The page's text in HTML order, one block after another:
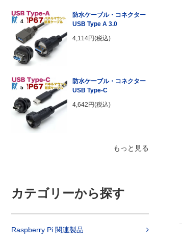
4
防水ケーブル・コネクター
USB Type A 3.0
4,114円(税込)
5
防水ケーブル・コネクター
USB Type-C
4,642円(税込)
もっと見る
カテゴリーから探す
Raspberry Pi 関連製品